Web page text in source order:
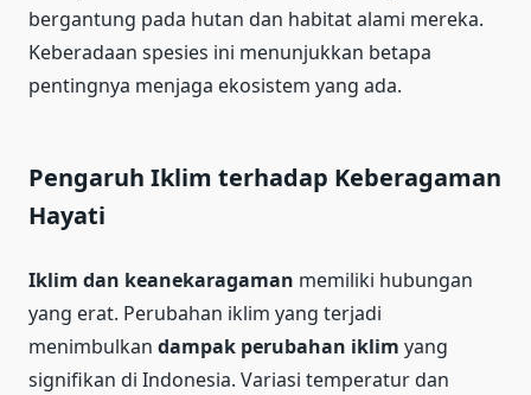
bergantung pada hutan dan habitat alami mereka.
Keberadaan spesies ini menunjukkan betapa
pentingnya menjaga ekosistem yang ada.
Pengaruh Iklim terhadap Keberagaman
Hayati
Iklim dan keanekaragaman memiliki hubungan
yang erat. Perubahan iklim yang terjadi
menimbulkan dampak perubahan iklim yang
signifikan di Indonesia. Variasi temperatur dan